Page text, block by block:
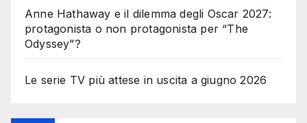
Anne Hathaway e il dilemma degli Oscar 2027:
protagonista o non protagonista per “The
Odyssey”?
Le serie TV più attese in uscita a giugno 2026